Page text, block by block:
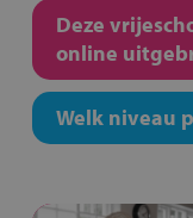
Deze
online
Welk niveau